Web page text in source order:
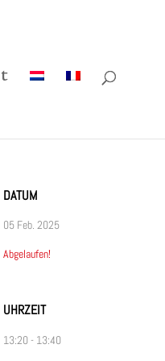
DATUM
05 Feb. 2025
Abgelaufen!
UHRZEIT
13:20 - 13:40